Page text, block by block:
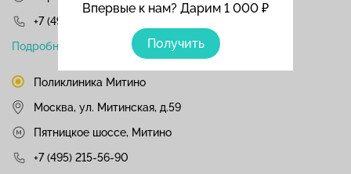
Впервые к нам? Дарим 1 000 ₽
Получить
+7 (495) 215-56-90
Подробнее
Поликлиника Митино
Москва, ул. Митинская, д.59
Пятницкое шоссе, Митино
+7 (495) 215-56-90